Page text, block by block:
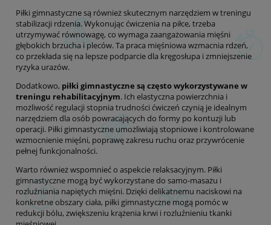
Piłki gimnastyczne są również skutecznym narzędziem w treningu
stabilizacji rdzenia. Wykonując ćwiczenia na piłce, trzeba
utrzymywać równowagę, co wymaga zaangażowania mięśni
głębokich brzucha i pleców. Ta praca mięśniowa wzmacnia rdzeń,
co przekłada się na lepsze podparcie dla kręgosłupa i zmniejszenie
ryzyka urazów.
Dodatkowo, piłki gimnastyczne są często wykorzystywane w
treningu rehabilitacyjnym. Ich elastyczna powierzchnia i
możliwość regulacji stopnia trudności ćwiczeń czynią je idealnym
narzędziem dla osób powracających do formy po kontuzji lub
operacji. Piłki gimnastyczne umożliwiają stopniowe i kontrolowane
wzmocnienie mięśni, poprawę zakresu ruchu oraz przywrócenie
pełnej funkcjonalności.
Warto również wspomnieć o aspekcie relaksacyjnym. Piłki
gimnastyczne mogą być wykorzystane do samo-masażu i
rozluźniania napiętych mięśni. Dzięki delikatnemu naciskowi na
konkretne obszary ciała, piłki gimnastyczne mogą pomóc w
redukcji bólu, zwiększeniu krążenia krwi i rozluźnieniu tkanki